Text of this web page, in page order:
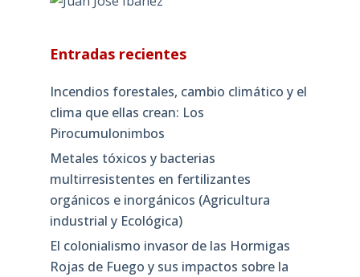
Entradas recientes
Incendios forestales, cambio climático y el
clima que ellas crean: Los
Pirocumulonimbos
Metales tóxicos y bacterias
multirresistentes en fertilizantes
orgánicos e inorgánicos (Agricultura
industrial y Ecológica)
El colonialismo invasor de las Hormigas
Rojas de Fuego y sus impactos sobre la